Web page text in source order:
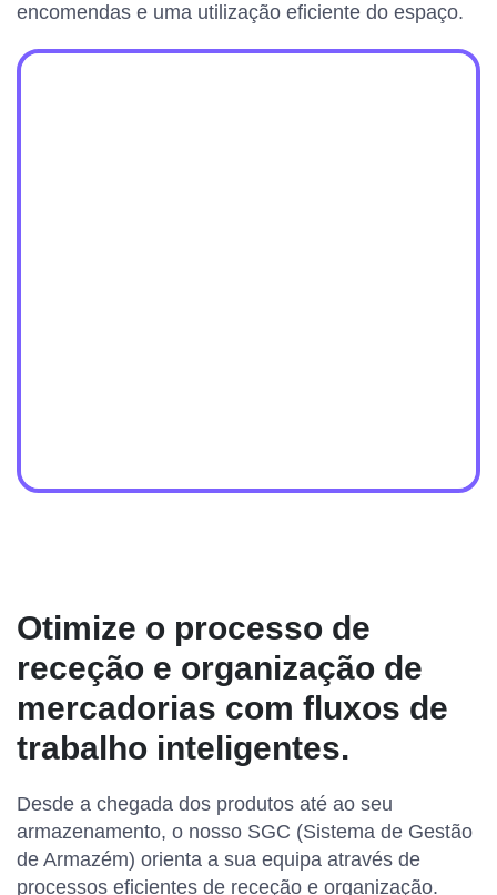
encomendas e uma utilização eficiente do espaço.
Otimize o processo de
receção e organização de
mercadorias com fluxos de
trabalho inteligentes.
Desde a chegada dos produtos até ao seu
armazenamento, o nosso SGC (Sistema de Gestão
de Armazém) orienta a sua equipa através de
processos eficientes de receção e organização.